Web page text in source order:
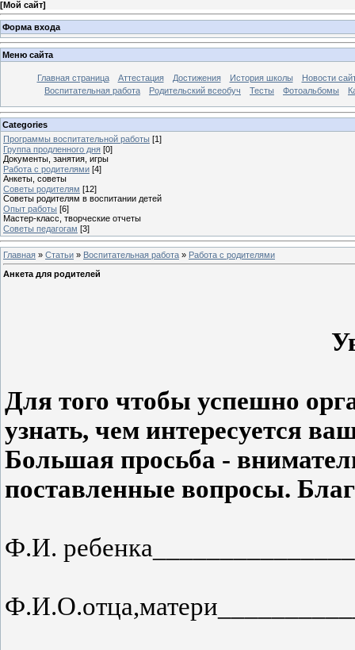
[Мой сайт]
Форма входа
Меню сайта
Главная страница Аттестация Достижения История школы
Новости
Воспитательная работа
Родительский всеобуч Тесты Фотоальбомы
Categories
Программы воспитательной работы [1]
Группа продленного дня [0]
Документы, занятия, игры
Работа с родителями [4]
Анкеты, советы
Советы родителям [12]
Советы родителям в воспитании детей
Опыт работы [6]
Мастер-класс, творческие отчеты
Советы педагогам [3]
Главная » Статьи » Воспитательная работа » Работа с родителями
Анкета для родителей
Для того чтобы успешно
узнать, чем интересуется
Большая просьба -
поставленные вопросы.
Ф.И.